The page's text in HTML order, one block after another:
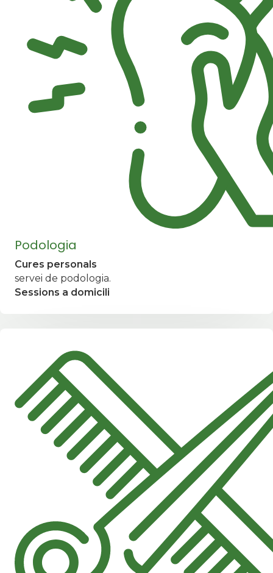
Podologia
Cures personals
servei de podologia.
Sessions a domicili